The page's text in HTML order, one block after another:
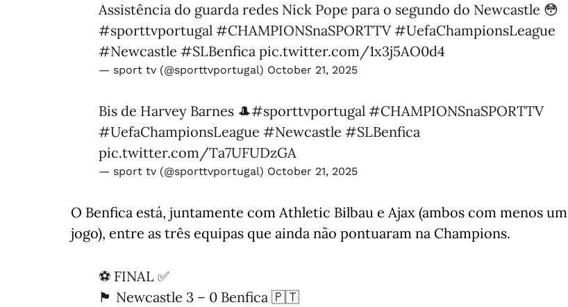
Assistência do guarda redes Nick Pope para o segundo do Newcastle 😳
#sporttvportugal #CHAMPIONSnaSPORTTV #UefaChampionsLeague
#Newcastle #SLBenfica pic.twitter.com/1x3j5AO0d4
— sport tv (@sporttvportugal) October 21, 2025
Bis de Harvey Barnes 🎩#sporttvportugal #CHAMPIONSnaSPORTTV
#UefaChampionsLeague #Newcastle #SLBenfica
pic.twitter.com/Ta7UFUDzGA
— sport tv (@sporttvportugal) October 21, 2025
O Benfica está, juntamente com Athletic Bilbau e Ajax (ambos com menos um
jogo), entre as três equipas que ainda não pontuaram na Champions.
⚽️ FINAL ✅
🏴󠁧󠁢󠁥󠁮󠁧󠁿 Newcastle 3 – 0 Benfica 🇵🇹